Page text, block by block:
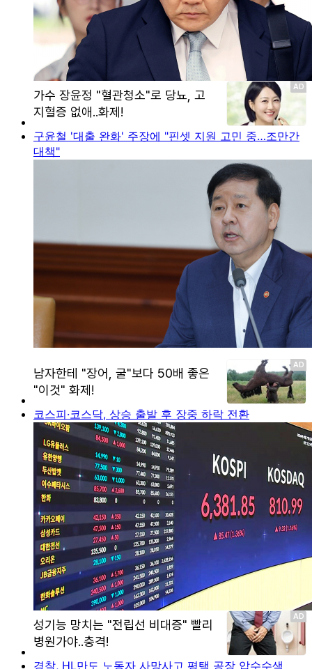
구윤철 '대출 완화' 주장에 "핀셋 지원 고민 중…조만간
대책"
코스피·코스닥, 상승 출발 후 장중 하락 전환
경찰, HL만도 노동자 사망사고 평택 공장 압수수색